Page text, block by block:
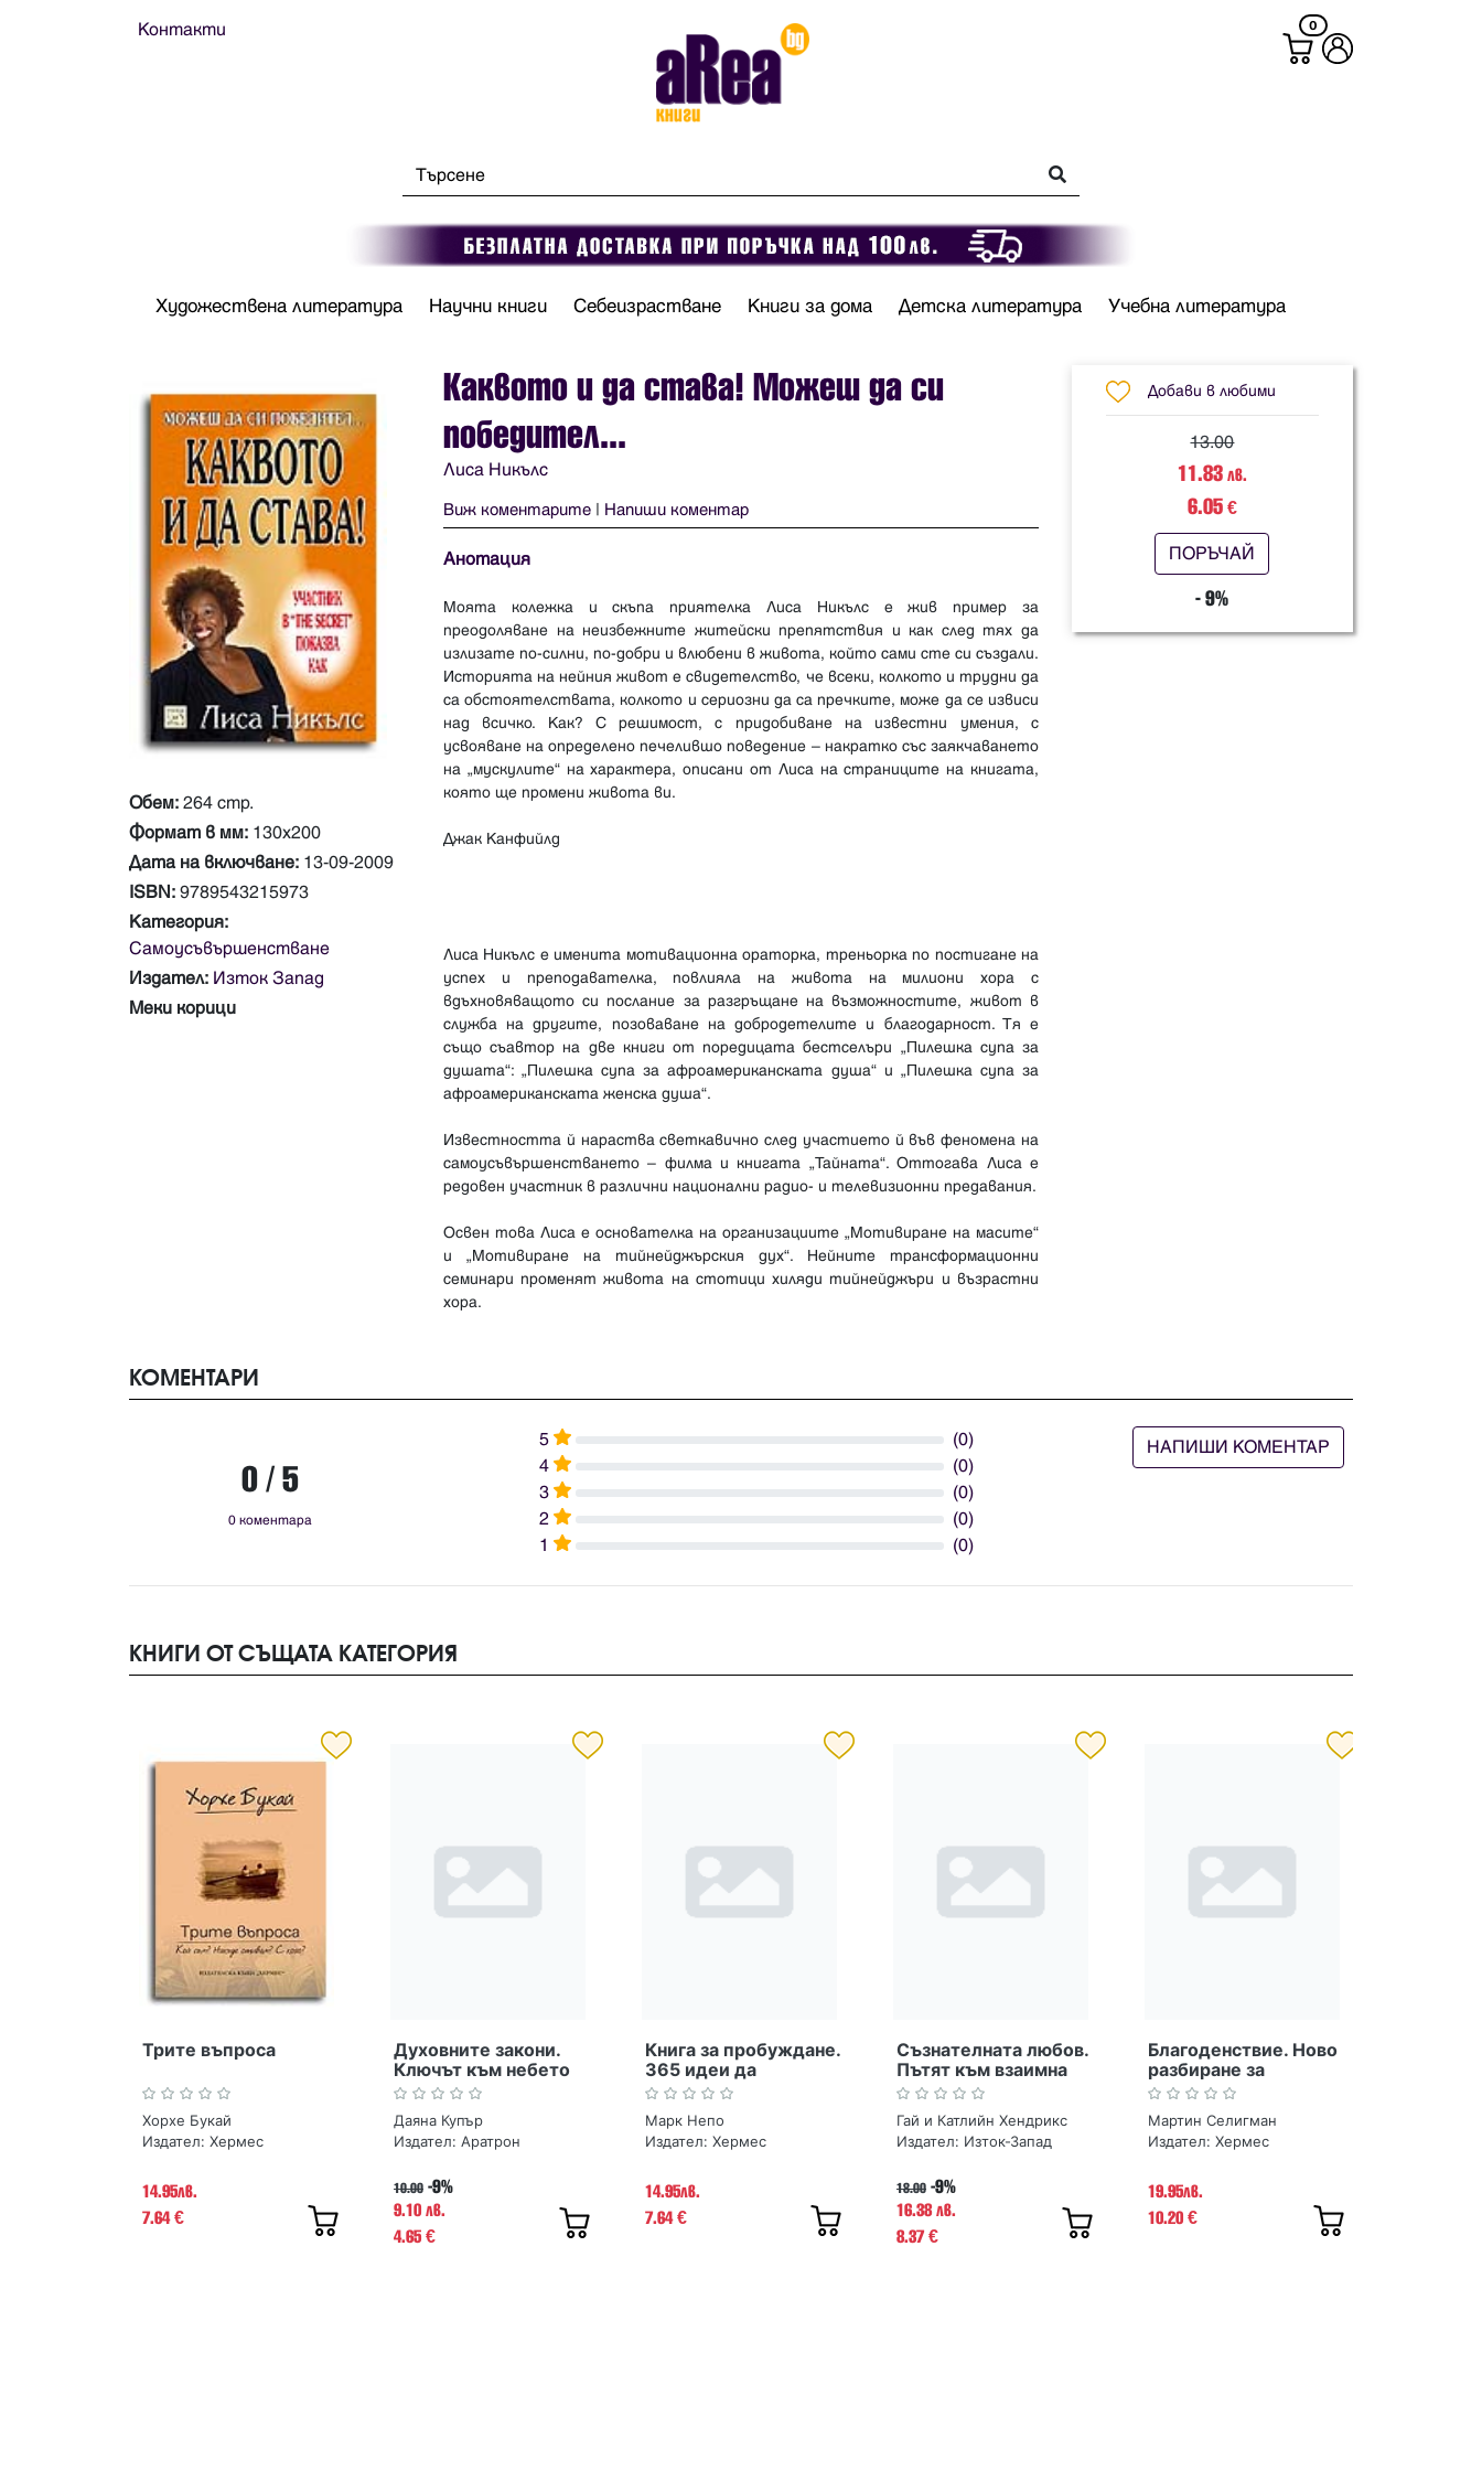
Контакти 0
Художествена литература Научни книги Себеизрастване Книги за дома Детска литература Учебна литература
Обем: 264 стр.
Формат в мм: 130х200
Дата на включване: 13-09-2009
ISBN: 9789543215973
Категория:
Самоусъвършенстване
Издател: Изток Запад
Меки корици
Каквото и да става! Можеш да си
победител...
Лиса Никълс
Виж коментарите | Напиши коментар
Анотация
Моята колежка и скъпа приятелка Лиса Никълс е жив пример за
преодоляване на неизбежните житейски препятствия и как след тях да
излизате по-силни, по-добри и влюбени в живота, който сами сте си създали.
Историята на нейния живот е свидетелство, че всеки, колкото и трудни да
са обстоятелствата, колкото и сериозни да са пречките, може да се извиси
над всичко. Как? С решимост, с придобиване на известни умения, с
усвояване на определено печелившо поведение – накратко със заякчаването
на „мускулите“ на характера, описани от Лиса на страниците на книгата,
която ще промени живота ви.
Джак Канфийлд
Лиса Никълс е именита мотивационна ораторка, треньорка по постигане на
успех и преподавателка, повлияла на живота на милиони хора с
вдъхновяващото си послание за разгръщане на възможностите, живот в
служба на другите, позоваване на добродетелите и благодарност. Тя е
също съавтор на две книги от поредицата бестселъри „Пилешка супа за
душата“: „Пилешка супа за афроамериканската душа“ и „Пилешка супа за
афроамериканската женска душа“.
Известността й нараства светкавично след участието й във феномена на
самоусъвършенстването – филма и книгата „Тайната“. Оттогава Лиса е
редовен участник в различни национални радио- и телевизионни предавания.
Освен това Лиса е основателка на организациите „Мотивиране на масите“
и „Мотивиране на тийнейджърския дух“. Нейните трансформационни
семинари променят живота на стотици хиляди тийнейджъри и възрастни
хора.
Добави в любими
13.00
11.83лв.
6.05€
ПОРЪЧАЙ
- 9%
КОМЕНТАРИ
0 / 5
0 коментара
5
(0)
4
(0)
3
(0)
2
(0)
1
(0)
НАПИШИ КОМЕНТАР
КНИГИ ОТ СЪЩАТА КАТЕГОРИЯ
Трите въпроса
Хорхе Букай
Издател: Хермес
14.95лв.
7.64€
Духовните закони.
Ключът към небето
Даяна Купър
Издател: Аратрон
10.00 -9%
9.10 лв.
4.65 €
Книга за пробуждане.
365 идеи да
посрещнеш новия
ден
Марк Непо
Издател: Хермес
14.95лв.
7.64€
Съзнателната любов.
Пътят към взаимна
отдаденост
Гай и Катлийн Хендрикс
Издател: Изток-Запад
18.00 -9%
16.38 лв.
8.37€
Благоденствие. Ново
разбиране за
щастието и
просперитета
Мартин Селигман
Издател: Хермес
19.95лв.
10.20 €